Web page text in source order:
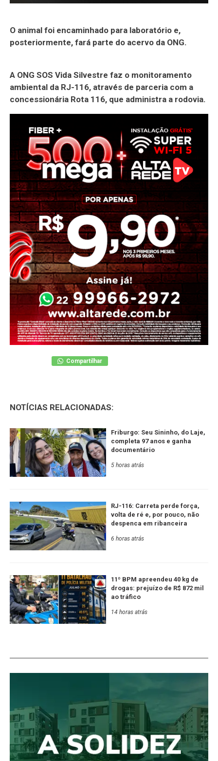
O animal foi encaminhado para laboratório e,
posteriormente, fará parte do acervo da ONG.
A ONG SOS Vida Silvestre faz o monitoramento
ambiental da RJ-116, através de parceria com a
concessionária Rota 116, que administra a rodovia.
Compartilhar
NOTÍCIAS RELACIONADAS:
Friburgo: Seu Sininho, do Laje,
completa 97 anos e ganha
documentário
5 horas atrás
RJ-116: Carreta perde força,
volta de ré e, por pouco, não
despenca em ribanceira
6 horas atrás
11º BPM apreendeu 40 kg de
drogas: prejuízo de R$ 872 mil
ao tráfico
14 horas atrás